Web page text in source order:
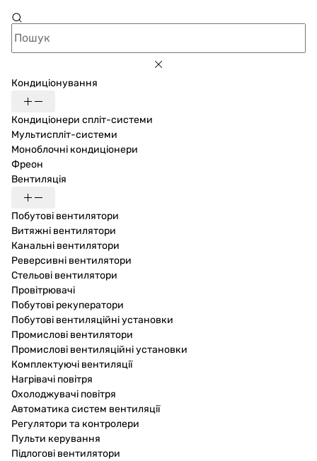
Кондиціонування
Кондиціонери спліт-системи
Мультиспліт-системи
Моноблочні кондиціонери
Фреон
Вентиляція
Побутові вентилятори
Витяжні вентилятори
Канальні вентилятори
Реверсивні вентилятори
Стельові вентилятори
Провітрювачі
Побутові рекуператори
Побутові вентиляційні установки
Промислові вентилятори
Промислові вентиляційні установки
Комплектуючі вентиляції
Нагрівачі повітря
Охолоджувачі повітря
Автоматика систем вентиляції
Регулятори та контролери
Пульти керування
Підлогові вентилятори